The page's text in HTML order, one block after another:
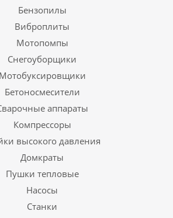
Бензопилы
Виброплиты
Мотопомпы
Снегоуборщики
Мотобуксировщики
Бетоносмесители
аппараты
Компрессоры
высокого давления
Домкраты
Пушки тепловые
Насосы
Станки